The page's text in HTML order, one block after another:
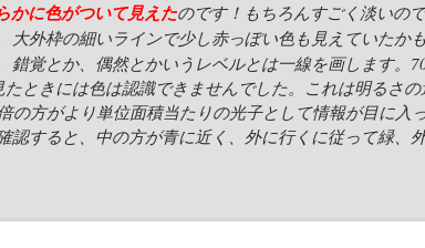
かに色がついて見えたのです！もちろんすごく淡いので
大外枠の細いラインで少し赤っぽい色も見えていたか
錯覚とか、偶然とかいうレベルとは一線を画します。
ときには色は認識できませんでした。これは明るさ
の方がより単位面積当たりの光子として情報が目に入
認すると、中の方が青に近く、外に行くに従って緑、外